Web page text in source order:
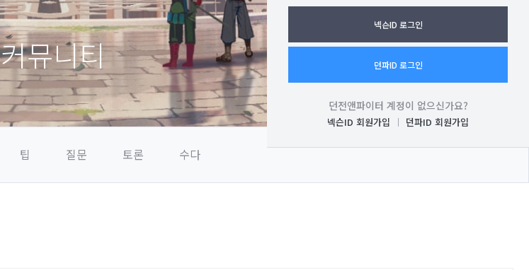
넥슨ID 로그인
던파ID 로그인
던전앤파이터 계정이 없으신가요?
넥슨ID 회원가입 던파ID 회원가입
커뮤니티
팁 질문 토론 수다